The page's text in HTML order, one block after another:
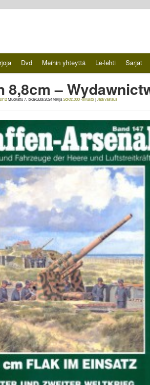
Dvd Meihin yhteyttä Le-lehti Sarjat
8,8cm –
Muokattu7. lokakuuta 2024tekijäSdKfz.000 -sivusto|Jätä vastaus